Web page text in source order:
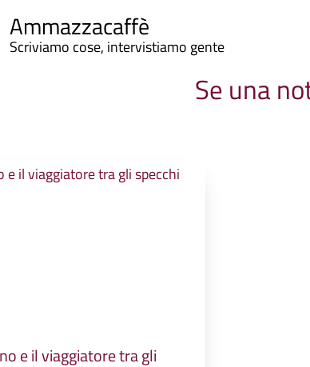
Ammazzacaffè
Scriviamo cose, intervistiamo gente
Se una
e il viaggiatore tra gli